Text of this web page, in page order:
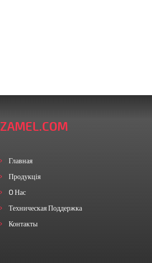
ZAMEL.COM
Главная
Продукція
O Нас
Техническая Поддержка
Контакты